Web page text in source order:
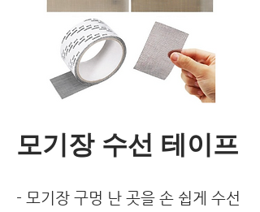
모기장 수선 테이프
- 모기장 구멍 난 곳을 손 쉽게 수선